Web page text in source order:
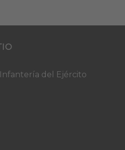
del Ejército